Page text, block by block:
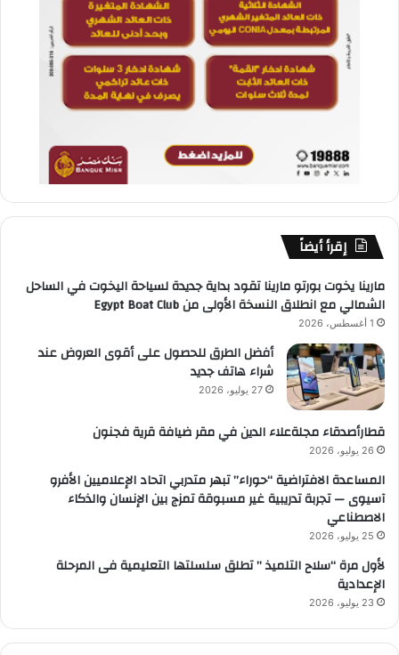
إقرأ أيضاً
مارينا يخوت بورتو مارينا تقود بداية جديدة لسياحة اليخوت في الساحل
الشمالي مع انطلاق النسخة الأولى من Egypt Boat Club
1 أغسطس، 2026
أفضل الطرق للحصول على أقوى العروض عند
شراء هاتف جديد
27 يوليو، 2026
قطارأصدقاء مجلةعلاء الدين في مقر ضيافة قرية فجنون
26 يوليو، 2026
المساعدة الافتراضية “حوراء” تبهر متدربي اتحاد الإعلاميين الأفرو
آسيوى — تجربة تدريبية غير مسبوقة تمزج بين الإنسان والذكاء
الاصطناعي
25 يوليو، 2026
لأول مرة “سلاح التلميذ ” تطلق سلسلتها التعليمية فى المرحلة
الإعدادية
23 يوليو، 2026